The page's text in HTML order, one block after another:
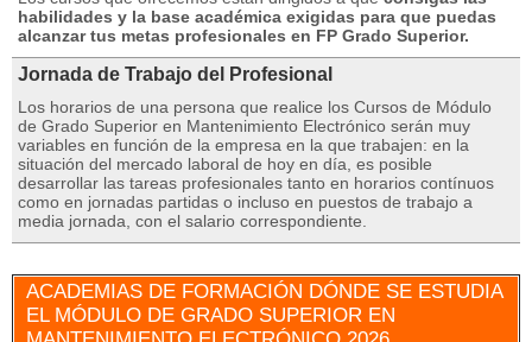
habilidades y la base académica exigidas para que puedas
alcanzar tus metas profesionales en FP Grado Superior.
Jornada de Trabajo del Profesional
Los horarios de una persona que realice los Cursos de Módulo
de Grado Superior en Mantenimiento Electrónico serán muy
variables en función de la empresa en la que trabajen: en la
situación del mercado laboral de hoy en día, es posible
desarrollar las tareas profesionales tanto en horarios contínuos
como en jornadas partidas o incluso en puestos de trabajo a
media jornada, con el salario correspondiente.
ACADEMIAS DE FORMACIÓN DÓNDE SE ESTUDIA
EL MÓDULO DE GRADO SUPERIOR EN